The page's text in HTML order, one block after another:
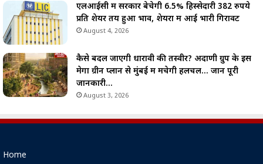
एलआईसी में सरकार बेचेगी 6.5% हिस्सेदारी 382 रुपये
प्रति शेयर तय हुआ भाव, शेयरों में आई भारी गिरावट
August 4, 2026
कैसे बदल जाएगी धारावी की तस्वीर? अदाणी ग्रुप के इस
मेगा ग्रीन प्लान से मुंबई में मचेगी हलचल… जानें पूरी
जानकारी…
August 3, 2026
Home